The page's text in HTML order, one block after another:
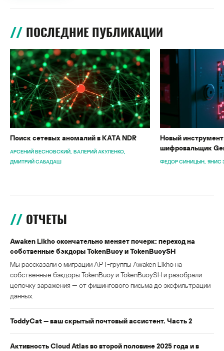
ПОСЛЕДНИЕ ПУБЛИКАЦИИ
Поиск сетевых аномалий в KATA NDR
АРСЕНИЙ ВЕСНОВСКИЙ ВАЛЕРИЙ АКУЛЕНКО
ДМИТРИЙ САБАДАШ
Новый
шифровальщик
ФЕДОР СИНИЦЫН ЯНИС
ОТЧЕТЫ
Awaken Likho окончательно меняет почерк: переход на
собственные бэкдоры TokenBuoy и TokenBuoySH
Мы рассказали о миграции APT-группы Awaken Likho на
собственные бэкдоры TokenBuoy и TokenBuoySH и разобрали
цепочку заражения — от фишингового письма до эксфильтрации
данных.
ToddyCat — ваш скрытый почтовый ассистент. Часть 2
Активность Cloud Atlas во второй половине 2025 года и в